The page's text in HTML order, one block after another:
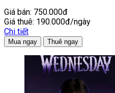
Giá bán: 750.000đ
Giá thuê: 190.000đ/ngày
Chi tiết
Mua ngay Thuê ngay